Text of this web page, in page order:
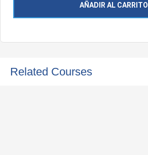
AÑADIR AL CARRITO
Related Courses